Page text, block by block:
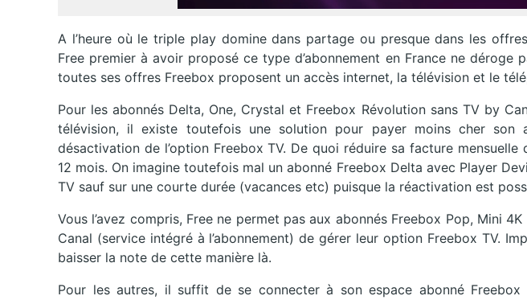
A l’heure où le triple play domine dans partage ou presque dans les
Free premier à avoir proposé ce type d’abonnement en France ne déroge
toutes ses offres Freebox proposent un accès internet, la télévision et le
Pour les abonnés Delta, One, Crystal et Freebox Révolution sans TV by
télévision, il existe toutefois une solution pour payer moins cher son
désactivation de l’option Freebox TV. De quoi réduire sa facture
12 mois. On imagine toutefois mal un abonné Freebox Delta avec Player
TV sauf sur une courte durée (vacances etc) puisque la réactivation est
Vous l’avez compris, Free ne permet pas aux abonnés Freebox Pop, Mini
Canal (service intégré à l’abonnement) de gérer leur option Freebox TV.
baisser la note de cette manière là.
Pour les autres, il suffit de se connecter à son espace abonné